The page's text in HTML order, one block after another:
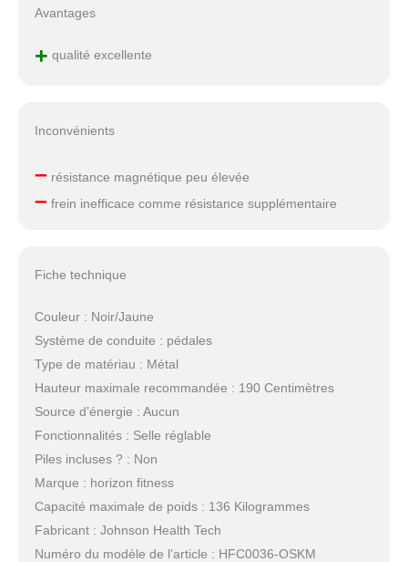
Avantages
+ qualité excellente
Inconvénients
–résistance magnétique peu élevée
–frein inefficace comme résistance supplémentaire
Fiche technique
Couleur : Noir/Jaune
Système de conduite : pédales
Type de matériau : Métal
Hauteur maximale recommandée : 190 Centimètres
Source d’énergie : Aucun
Fonctionnalités : Selle réglable
Piles incluses ? : Non
Marque : horizon fitness
Capacité maximale de poids : 136 Kilogrammes
Fabricant : Johnson Health Tech
Numéro du modèle de l’article : HFC0036-OSKM